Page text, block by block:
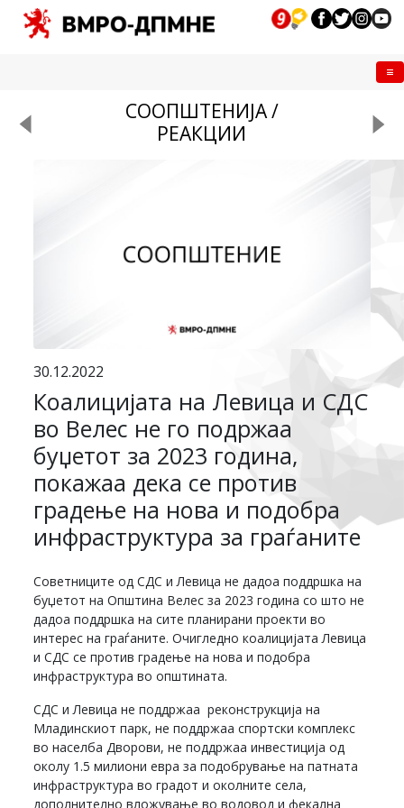
СООПШТЕНИЈА /
РЕАКЦИИ
30.12.2022
Коалицијата на Левица и СДС
во Велес не го подржаа
буџетот за 2023 година,
покажаа дека се против
градење на нова и подобра
инфраструктура за граѓаните
Советниците од СДС и Левица не дадоа поддршка на
буџетот на Општина Велес за 2023 година со што не
дадоа поддршка на сите планирани проекти во
интерес на граѓаните. Очигледно коалицијата Левица
и СДС се против градење на нова и подобра
инфраструктура во општината.
СДС и Левица не поддржаа реконструкција на
Младинскиот парк, не поддржаа спортски комплекс
во населба Дворови, не поддржаа инвестиција од
околу 1.5 милиони евра за подобрување на патната
инфраструктура во градот и околните села,
дополнително вложување во водовод и фекална